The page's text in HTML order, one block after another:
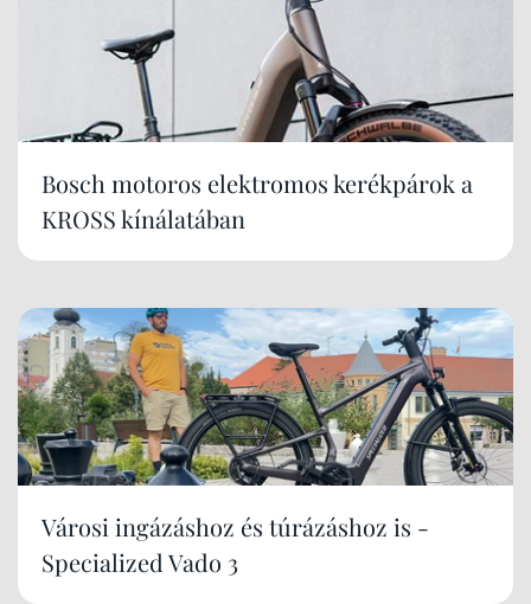
Bosch motoros elektromos kerékpárok a
KROSS kínálatában
Városi ingázáshoz és túrázáshoz is -
Specialized Vado 3